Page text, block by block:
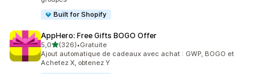
Built for Shopify
AppHero: Free Gifts BOGO Offer
5,0étoile(s) sur 5
(326)
326 avis au total
•Gratuite
Ajout automatique de cadeaux avec achat : GWP, BOGO et
Achetez X, obtenez Y